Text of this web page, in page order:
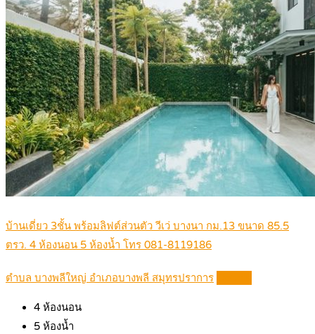
บ้านเดี่ยว 3ชั้น พร้อมลิฟต์ส่วนตัว วีเว่ บางนา กม.13 ขนาด 85.5
ตรว. 4 ห้องนอน 5 ห้องน้ำ โทร 081-8119186
ตำบล บางพลีใหญ่ อำเภอบางพลี สมุทรปราการ
4 ห้องนอน
5 ห้องน้ำ